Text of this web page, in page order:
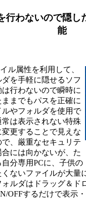
行わないので隠し
能
ル属性を利用して、
を手軽に隠せるソフ
は行わないので瞬時に
までもパスを正確に
やフォルダを使用で
は表示されない特殊
更することで見えな
で、厳重なセキュリテ
には向かないが、た
分専用PCに、子供の
くないファイルが大量
ルダはドラッグ＆ド
OFFするだけで表示